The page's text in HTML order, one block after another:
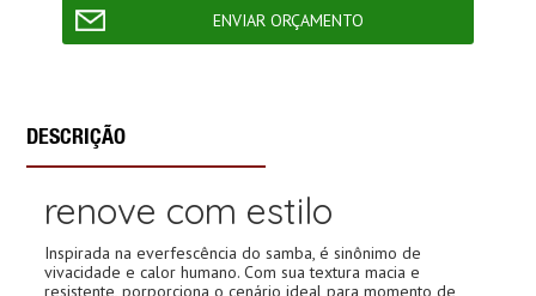
DESCRIÇÃO
renove com estilo
Inspirada na everfescência do samba, é sinônimo de
vivacidade e calor humano. Com sua textura macia e
resistente, porporciona o cenário ideal para momento de